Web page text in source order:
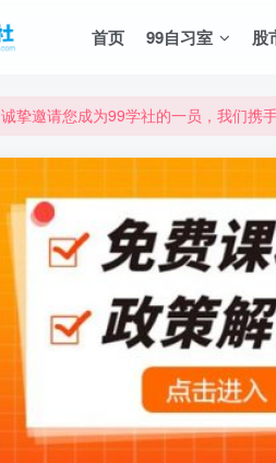
首页 99自习室 股
诚挚邀请您成为99学社的一员，我们携
诚挚邀请您成为99学社的一员，我们携
学习路上不孤独，99学社与你同行！分